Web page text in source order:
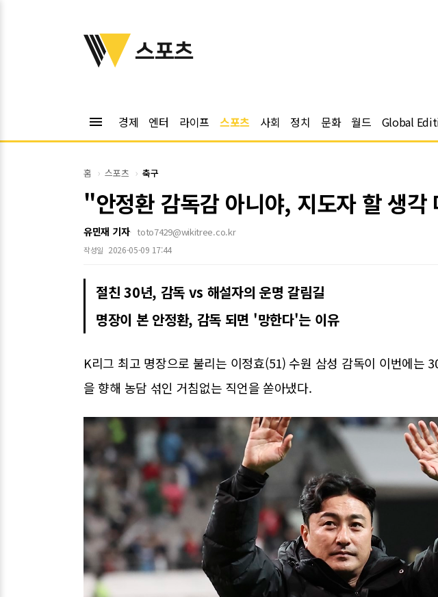
위키트리
스포츠
menu 경제 엔터 라이프 스포츠 사회 정치 문화 월드 Global
홈 스포츠 축구
"안정환 감독감 아니야, 지도자 할 생
유민재 기자 toto7429@wikitree.co.kr
작성일 2026-05-09 17:44
절친 30년, 감독 vs 해설자의 운명 갈림길
명장이 본 안정환, 감독 되면 '망한다'는 이유
K리그 최고 명장으로 불리는 이정효(51) 수원 삼성 감독이 이번에는
을 향해 농담 섞인 거침없는 직언을 쏟아냈다.